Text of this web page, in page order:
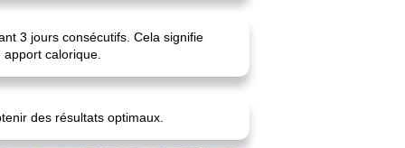
3 jours consécutifs. Cela signifie
calorique.
des résultats optimaux.